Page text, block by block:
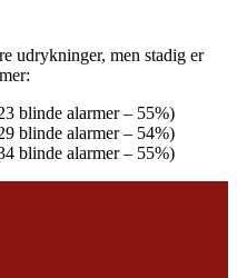
udrykninger, men stadig er
blinde alarmer – 55%)
blinde alarmer – 54%)
blinde alarmer – 55%)